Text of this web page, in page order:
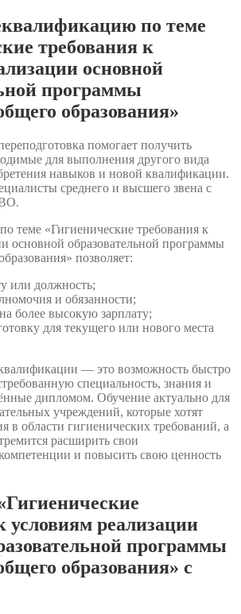
по теме
требования к
основной
программы
образования»
помогает получить
для выполнения другого вида
навыков и новой квалификации.
среднего и высшего звена с
теме «Гигиенические требования к
основной образовательной программы
позволяет:
или должность;
и обязанности;
более высокую зарплату;
для текущего или нового места
— это возможность быстро
специальность, знания и
дипломом. Обучение актуально для
учреждений, которые хотят
в области гигиенических требований, а
расширить свои
и повысить свою ценность
условиям реализации
программы
образования» с